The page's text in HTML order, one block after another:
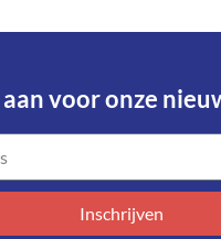
voor onze
Inschrijven